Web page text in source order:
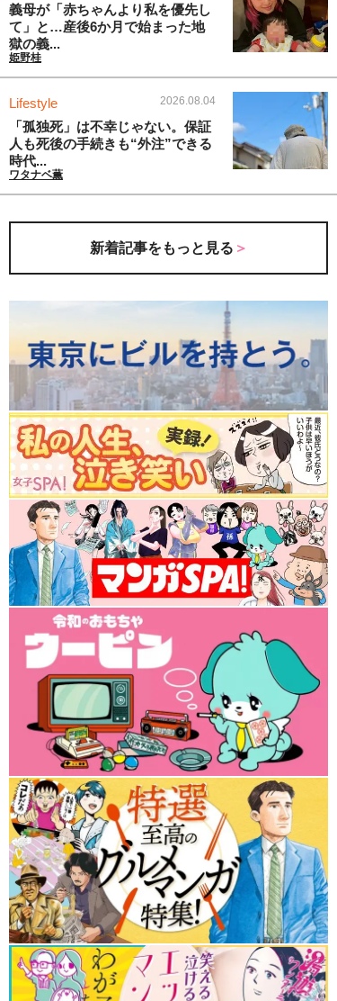
義母が「赤ちゃんより私を優先し
て」と…産後6か月で始まった地
獄の義...
姫野桂
Lifestyle 2026.08.04
「孤独死」は不幸じゃない。保証
人も死後の手続きも“外注”できる
時代...
ワタナベ薫
新着記事をもっと見る